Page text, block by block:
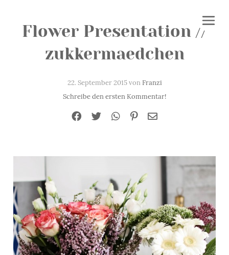
Flower Presentation //
zukkermaedchen
22. September 2015 vonFranzi
Schreibe den ersten Kommentar!